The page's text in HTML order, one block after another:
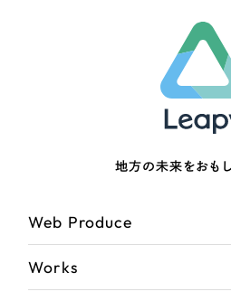
地方の未来をおもし
Web Produce
Works